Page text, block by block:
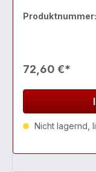
Produktnummer:
72,60 €*
Nicht lagernd,